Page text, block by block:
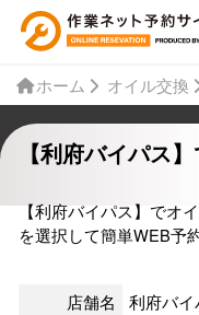
ホーム オイル交換
【利府バイパス
【利府バイパス】でオ
を選択して簡単WEB予
店舗名
利府バイ